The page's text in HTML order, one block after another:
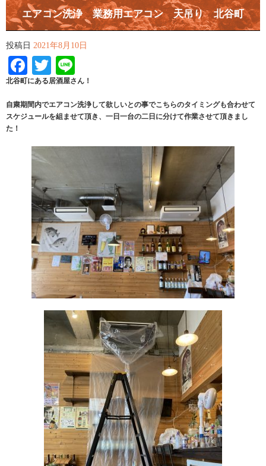
エアコン洗浄 業務用エアコン 天吊り 北谷町
投稿日 2021年8月10日
Facebook
Twitter
北谷町にある居酒屋さん！
自粛期間内でエアコン洗浄して欲しいとの事でこちらのタイミングも合わせて
スケジュールを組ませて頂き、一日一台の二日に分けて作業させて頂きまし
た！